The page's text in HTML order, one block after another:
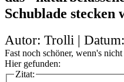
Schublade stecken
Autor: Trolli | Datum:
Fast noch schöner, wenn's
Hier gefunden:
Zitat: